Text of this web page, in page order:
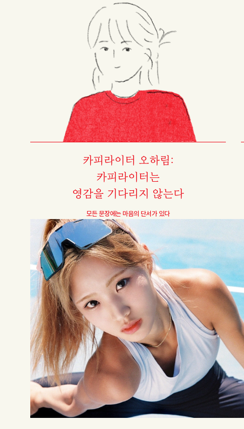
카피라이터 오하림:
카피라이터는
영감을 기다리지 않는다
모든 문장에는 마음의 단서가 있다